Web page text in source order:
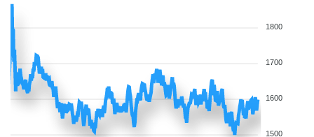
1800
1700
1600
1500